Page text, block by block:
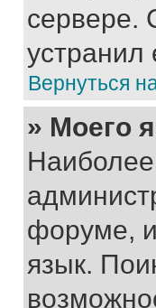
сервере.
устранил
Вернуться
» Моего
Наиболее
форуме,
язык.